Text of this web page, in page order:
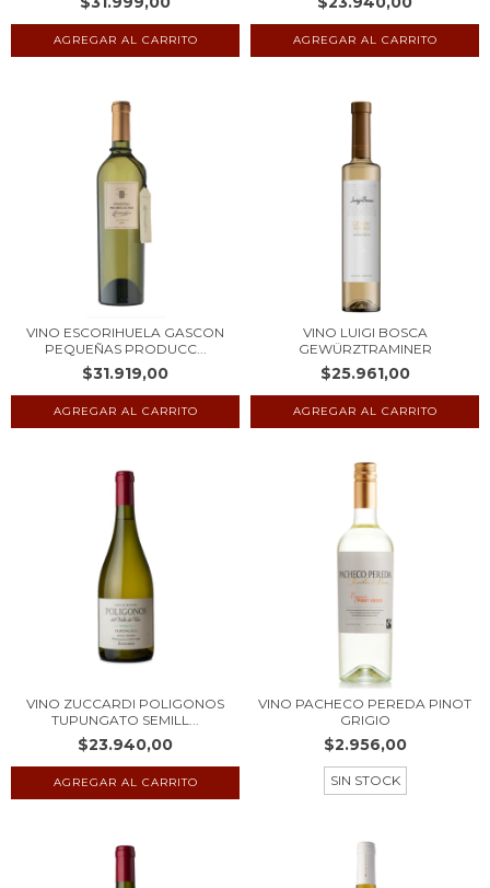
VINO ESCORIHUELA GASCON
PEQUEÑAS PRODUCC...
$31.919,00
VINO LUIGI BOSCA
GEWÜRZTRAMINER
$25.961,00
VINO ZUCCARDI POLIGONOS
TUPUNGATO SEMILL...
$23.940,00
VINO PACHECO PEREDA PINOT
GRIGIO
$2.956,00
SIN STOCK